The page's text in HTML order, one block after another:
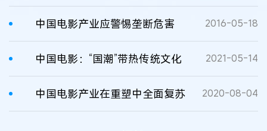
中国电影产业应警惕垄断危害 2016-05-18
中国电影：“国潮”带热传统文化 2021-05-14
中国电影产业在重塑中全面复苏 2020-08-04